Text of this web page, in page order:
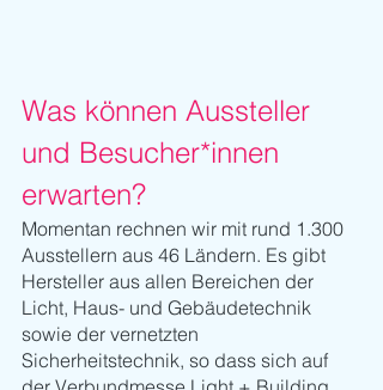
Was können Aussteller
und Besucher*innen
erwarten?
Momentan rechnen wir mit rund 1.300
Ausstellern aus 46 Ländern. Es gibt
Hersteller aus allen Bereichen der
Licht, Haus- und Gebäudetechnik
sowie der vernetzten
Sicherheitstechnik, so dass sich auf